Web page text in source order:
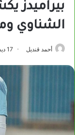
بيراميدز
الشناوي
أحمد قنديل 17 ديسمبر، 2023